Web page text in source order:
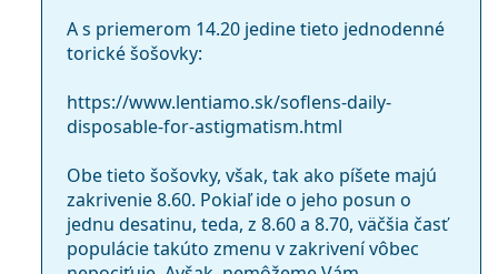
90 kusov Precision1 for Astigmatism?
Ďalšie jednodenné kontaktné
šošovky na astigmatizmus
1-DAY Acuvue Moist for Astigmatism
DAILIES Total 1 for Astigmatism
MyDay daily disposable Toric
A s priemerom 14.20 jedine tieto jednodenné
torické šošovky:
https://www.lentiamo.sk/soflens-daily-
disposable-for-astigmatism.html
Obe tieto šošovky, však, tak ako píšete majú
zakrivenie 8.60. Pokiaľ ide o jeho posun o
jednu desatinu, teda, z 8.60 a 8.70, väčšia časť
populácie takúto zmenu v zakrivení vôbec